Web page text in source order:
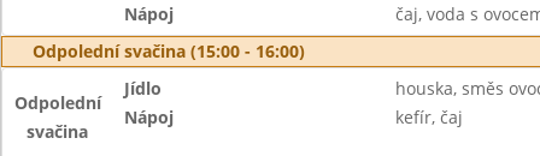
Nápoj
čaj, voda s
Odpolední svačina (15:00 - 16:00)
Odpolední
svačina
Jídlo
houska, směs
Nápoj
kefír, čaj